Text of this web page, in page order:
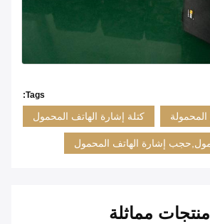
Tags:
كتلة إشارة الهاتف المحمول
إشارة الهاتف المحمول
منتجات مماثلة